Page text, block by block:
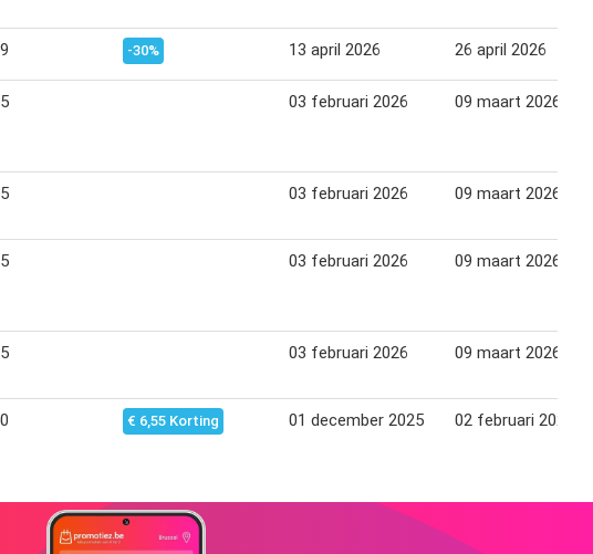
-30% 13 april 2026 26 april 2026
03 februari 2026 09 maart 2026
03 februari 2026 09 maart 2026
03 februari 2026 09 maart 2026
03 februari 2026 09 maart 2026
€ 6,55 Korting 01 december 2025 02 februari 2026